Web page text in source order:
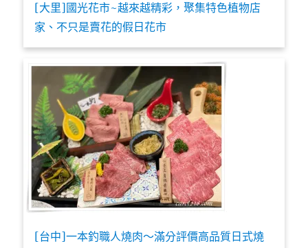
[大里]國光花市~越來越精彩，聚集特色植物店
家、不只是賣花的假日花市
[台中]一本釣職人燒肉～滿分評價高品質日式燒